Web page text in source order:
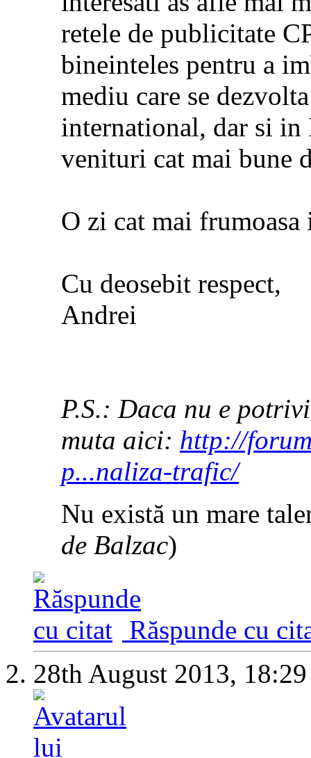
retele de publicitate
bineinteles pentru a
mediu care se
international, dar si in
venituri cat mai bune
O zi cat mai
Cu deosebit respect,
Andrei
P.S.: Daca nu e
muta aici: http://
p...naliza-trafic/
Nu există un mare
de Balzac)
Răspunde cu
28th August 2013, 18:29